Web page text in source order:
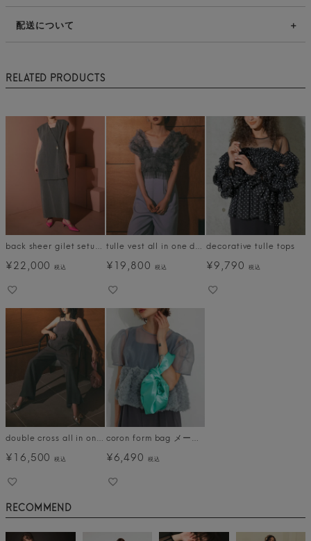
配送について
RELATED PRODUCTS
back sheer gilet setup dress
¥22,000 税込
tulle vest all in one dress
¥19,800 税込
decorative tulle tops
¥9,790 税込
double cross all in one dress
¥16,500 税込
coron form bag メール便
¥6,490 税込
RECOMMEND